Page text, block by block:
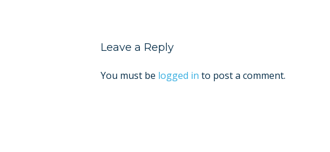
Leave a Reply
You must be logged in to post a comment.